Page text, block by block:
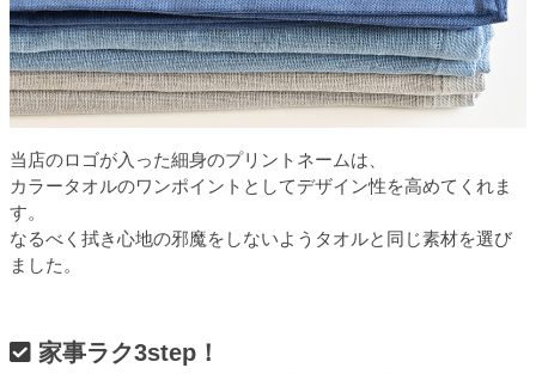
当店のロゴが入った細身のプリントネームは、
カラータオルのワンポイントとしてデザイン性を高めてくれま
す。
なるべく拭き心地の邪魔をしないようタオルと同じ素材を選び
ました。
家事ラク3step！